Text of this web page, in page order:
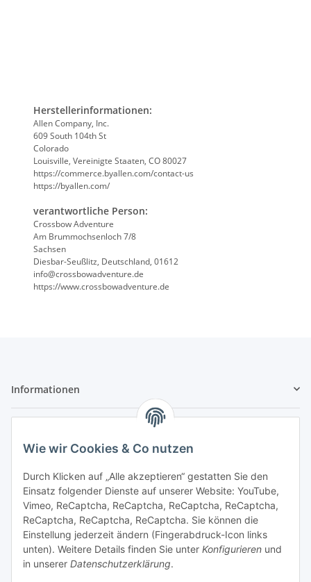
Wie wir Cookies & Co nutzen
Durch Klicken auf „Alle akzeptieren“ gestatten Sie den
Einsatz folgender Dienste auf unserer Website: YouTube,
Vimeo, ReCaptcha, ReCaptcha, ReCaptcha, ReCaptcha,
ReCaptcha, ReCaptcha, ReCaptcha. Sie können die
Einstellung jederzeit ändern (Fingerabdruck-Icon links
unten). Weitere Details finden Sie unter Konfigurieren und
in unserer Datenschutzerklärung.
Herstellerinformationen:
Allen Company, Inc.
609 South 104th St
Colorado
Louisville, Vereinigte Staaten, CO 80027
https://commerce.byallen.com/contact-us
https://byallen.com/
verantwortliche Person:
Crossbow Adventure
Am Brummochsenloch 7/8
Sachsen
Diesbar-Seußlitz, Deutschland, 01612
info@crossbowadventure.de
https://www.crossbowadventure.de
Informationen